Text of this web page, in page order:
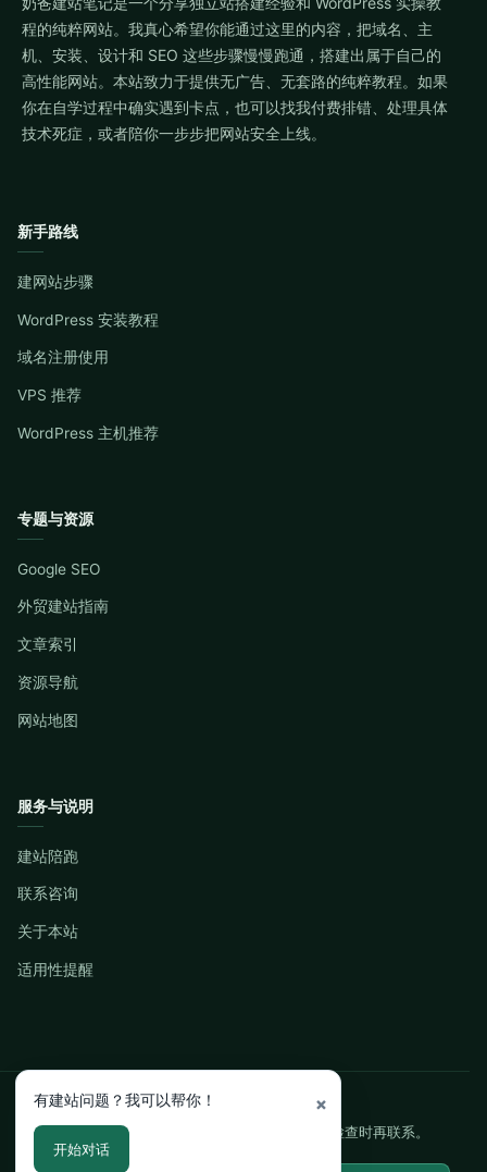
程的纯粹网站。我真心希望你能通过这里的内容，把域名、主
机、安装、设计和 SEO 这些步骤慢慢跑通，搭建出属于自己的
高性能网站。本站致力于提供无广告、无套路的纯粹教程。如果
你在自学过程中确实遇到卡点，也可以找我付费排错、处理具体
技术死症，或者陪你一步步把网站安全上线。
新手路线
建网站步骤
WordPress 安装教程
域名注册使用
VPS 推荐
WordPress 主机推荐
专题与资源
Google SEO
外贸建站指南
文章索引
资源导航
网站地图
服务与说明
建站陪跑
联系咨询
关于本站
适用性提醒
需要有人陪你把网站真正上线？
先按教程自学，卡在主机、安装、页面规划或上线检查时再联系。
×
有建站问题？我可以帮你！
开始对话